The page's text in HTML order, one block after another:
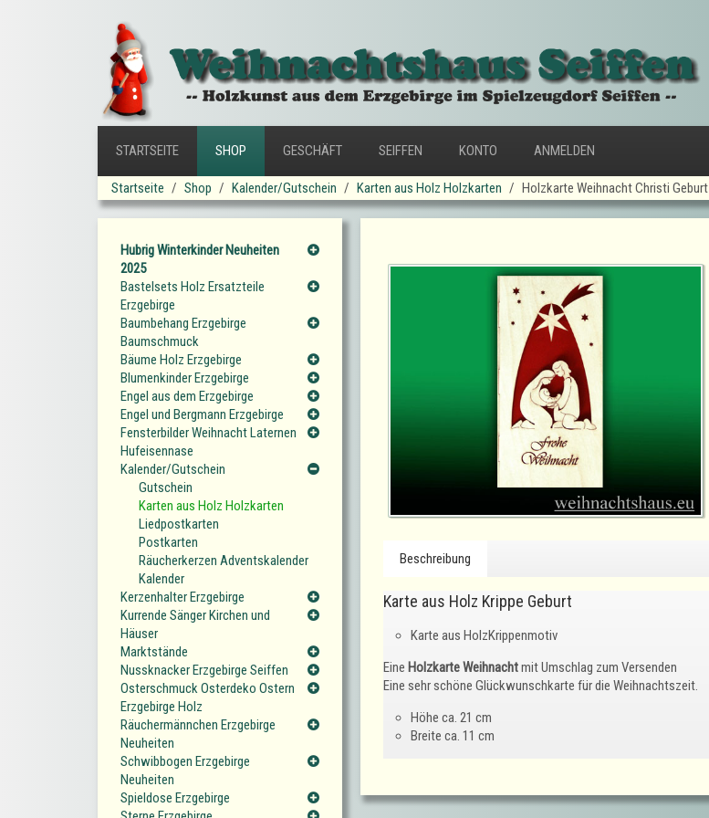
STARTSEITE SHOP GESCHÄFT SEIFFEN KONTO ANMELDEN
Startseite Shop Kalender/Gutschein Karten aus Holz Holzkarten Holzkarte Weihnacht Christi Geburt
Beschreibung
Karte aus Holz Krippe Geburt
Karte aus HolzKrippenmotiv
Eine Holzkarte Weihnachtmit Umschlag zum Versenden
Eine sehr schöne Glückwunschkarte für die Weihnachtszeit.
Höhe ca. 21 cm
Breite ca. 11 cm
Hubrig Winterkinder Neuheiten
2025
Bastelsets Holz Ersatzteile
Erzgebirge
Baumbehang Erzgebirge
Baumschmuck
Bäume Holz Erzgebirge
Blumenkinder Erzgebirge
Engel aus dem Erzgebirge
Engel und Bergmann Erzgebirge
Fensterbilder Weihnacht Laternen
Hufeisennase
Kalender/Gutschein
Gutschein
Karten aus Holz Holzkarten
Liedpostkarten
Postkarten
Räucherkerzen Adventskalender
Kalender
Kerzenhalter Erzgebirge
Kurrende Sänger Kirchen und
Häuser
Marktstände
Nussknacker Erzgebirge Seiffen
Osterschmuck Osterdeko Ostern
Erzgebirge Holz
Räuchermännchen Erzgebirge
Neuheiten
Schwibbogen Erzgebirge
Neuheiten
Spieldose Erzgebirge